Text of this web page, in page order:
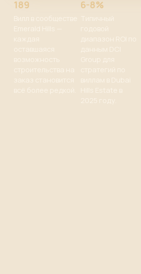
189
Вилл в сообществе
Emerald Hills —
каждая
оставшаяся
заказ становится
всё более редкой.
6-8%
Типичный
Group для
виллам в Dubai
Hills Estate в